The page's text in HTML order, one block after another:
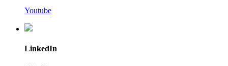
Youtube
LinkedIn